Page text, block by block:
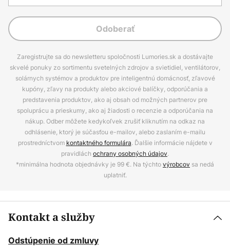
Odoberať
Zaregistrujte sa do newsletteru spoločnosti Lumories.sk a dostávajte
skvelé ponuky zo sortimentu svetelných zdrojov a svietidiel, ventilátorov,
solárnych systémov a produktov pre inteligentnú domácnosť, zľavové
kupóny, zľavy na produkty alebo akciové balíčky, odporúčania a
predstavenia produktov, ako aj obsah od možných partnerov pre
spoluprácu a prieskumy, ako aj žiadosti o recenzie a odporúčania na
nákup. Odber môžete kedykoľvek zrušiť kliknutím na odkaz na
odhlásenie, ktorý je súčasťou e-mailov, alebo zaslaním e-mailu
prostredníctvom kontaktného formulára. Ďalšie informácie nájdete v
pravidlách ochrany osobných údajov.
*minimálna hodnota objednávky je 99 €. Na týchtovýrobcov sa nedá
uplatniť.
Kontakt a služby
Odstúpenie od zmluvy